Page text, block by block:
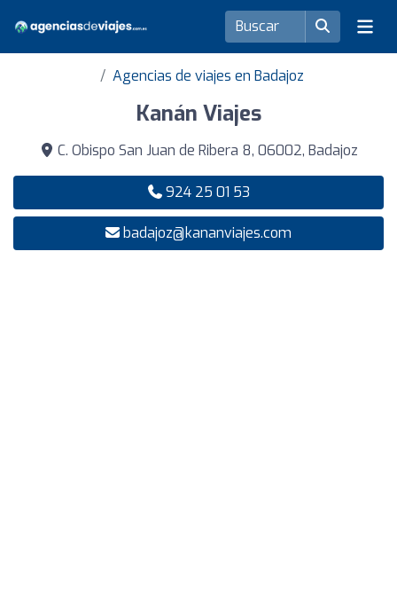
Agencias de viajes en Badajoz
Kanán Viajes
C. Obispo San Juan de Ribera 8, 06002, Badajoz
924 25 01 53
badajoz@kananviajes.com